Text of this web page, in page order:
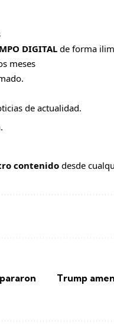
DIGITALde forma
meses
de actualidad.
contenido desde
Trump